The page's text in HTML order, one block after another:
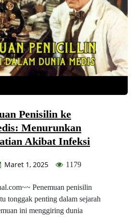
Penisilin ke
Menurunkan
Akibat Infeksi
Maret 1, 2025 1179
Penemuan penisilin
tonggak penting dalam sejarah
ini menggiring dunia